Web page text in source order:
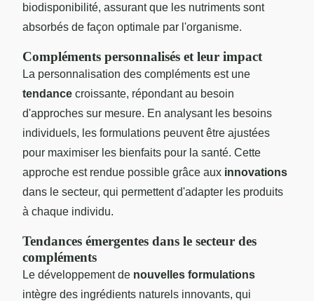
biodisponibilité, assurant que les nutriments sont
absorbés de façon optimale par l'organisme.
Compléments personnalisés et leur impact
La personnalisation des compléments est une
tendance croissante, répondant au besoin
d'approches sur mesure. En analysant les besoins
individuels, les formulations peuvent être ajustées
pour maximiser les bienfaits pour la santé. Cette
approche est rendue possible grâce aux innovations
dans le secteur, qui permettent d'adapter les produits
à chaque individu.
Tendances émergentes dans le secteur des
compléments
Le développement de nouvelles formulations
intègre des ingrédients naturels innovants, qui